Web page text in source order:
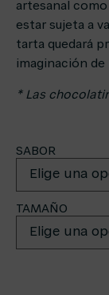
artesanal como
estar sujeta a
tarta quedará
imaginación
* Las
SABOR
TAMAÑO